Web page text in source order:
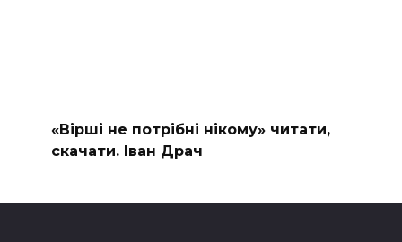
«Вірші не потрібні нікому» читати,
скачати. Іван Драч